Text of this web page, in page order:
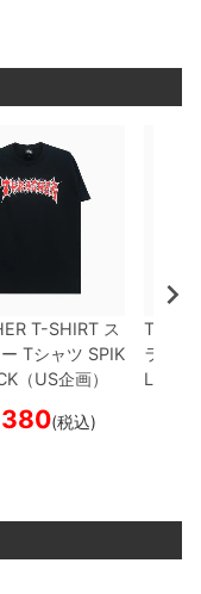
T-SHIRT ス
Tシャツ SPIK
（US企画）
(税込)
ラッシ